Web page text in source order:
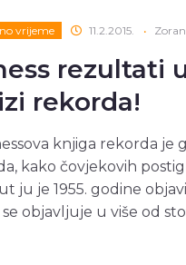
vrijeme 11.2.2015. •
rezultati
rekorda!
knjiga rekorda je
kako čovjekovih
ju je 1955. godine
se objavljuje u više od